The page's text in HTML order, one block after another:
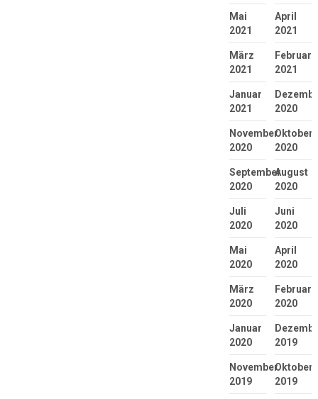
Mai
2021
April
2021
März
2021
Februar
2021
Januar
2021
2020
November
2020
Oktober
2020
September
2020
August
2020
Juli
2020
Juni
2020
Mai
2020
April
2020
März
2020
Februar
2020
Januar
2020
2019
November
2019
Oktober
2019